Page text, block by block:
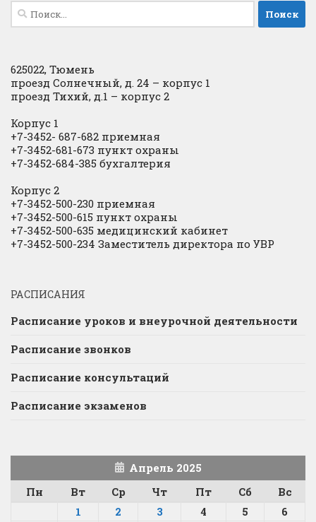
Найти:
625022, Тюмень
проезд Солнечный, д. 24 – корпус 1
проезд Тихий, д.1 – корпус 2
Корпус 1
+7-3452- 687-682 приемная
+7-3452-681-673 пункт охраны
+7-3452-684-385 бухгалтерия
Корпус 2
+7-3452-500-230 приемная
+7-3452-500-615 пункт охраны
+7-3452-500-635 медицинский кабинет
+7-3452-500-234 Заместитель директора по УВР
РАСПИСАНИЯ
Расписание уроков и внеурочной деятельности
Расписание звонков
Расписание консультаций
Расписание экзаменов
Апрель 2025
Пн
Вт Ср Чт Пт Сб
Вс
1
2 3 4 5
6